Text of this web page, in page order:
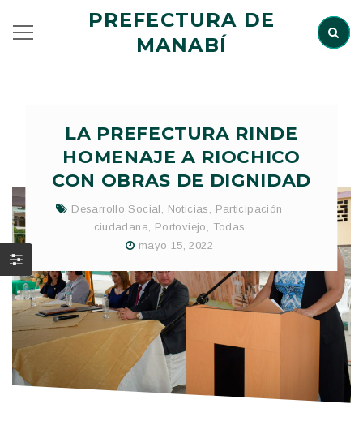
PREFECTURA DE
MANABÍ
LA PREFECTURA RINDE
HOMENAJE A RIOCHICO
CON OBRAS DE DIGNIDAD
Desarrollo Social , Noticias , Participación
ciudadana, Portoviejo , Todas
mayo 15, 2022